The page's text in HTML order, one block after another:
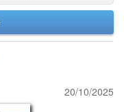
20/10/2025